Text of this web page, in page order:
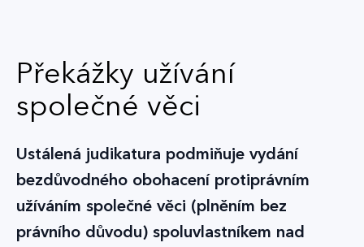
Překážky užívání
společné věci
Ustálená judikatura podmiňuje vydání
bezdůvodného obohacení protiprávním
užíváním společné věci (plněním bez
právního důvodu) spoluvlastníkem nad